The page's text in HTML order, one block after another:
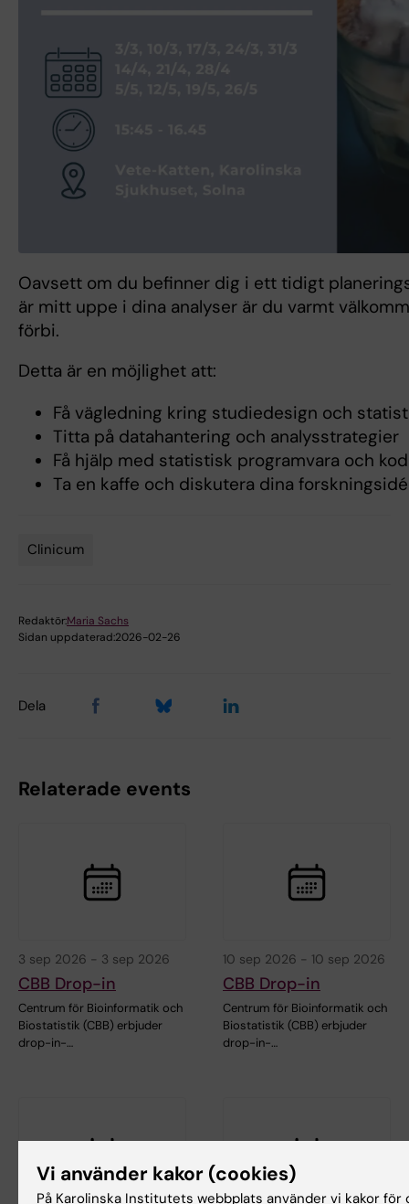
Oavsett om du befinner dig i ett tidigt
är mitt uppe i dina analyser är du varmt
förbi.
Detta är en möjlighet att:
Få vägledning kring studiedesign och
Titta på datahantering och analysstrategier
Få hjälp med statistisk programvara och
Ta en kaffe och diskutera dina
Clinicum
Redaktör:Maria Sachs
Sidan uppdaterad:2026-02-26
Dela
Relaterade events
3 sep 2026 - 3 sep 2026
CBB Drop-in
Centrum för Bioinformatik och
Biostatistik (CBB) erbjuder
drop-in-…
10 sep 2026 - 10 sep 2026
CBB Drop-in
Centrum för Bioinformatik och
Biostatistik (CBB) erbjuder
drop-in-…
Vi använder kakor (cookies)
På Karolinska Institutets webbplats använder vi kakor för